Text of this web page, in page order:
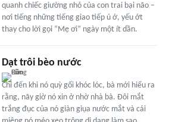
quanh chiếc giường nhỏ của con trai bại não –
nơi tiếng những tiếng giao tiếp ú ớ, yếu ớt
thay cho lời gọi “Mẹ ơi” ngày một ít dần.
Dạt trôi bèo nước
Chỉ đến khi nó quỳ gối khóc lóc, bà mới hiểu ra
rằng, nãy giờ nó xin ở nhờ nhà bà. Đôi mắt
trắng đục của nó giàn giụa nước mắt và cái